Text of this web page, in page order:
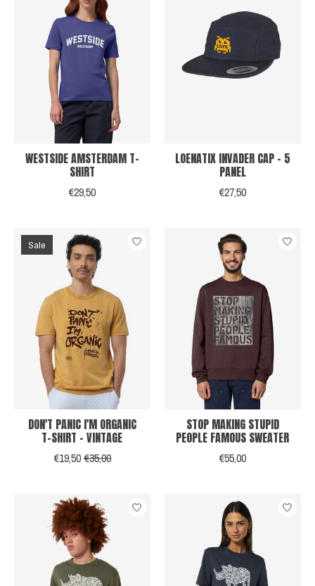
WESTSIDE AMSTERDAM T-
SHIRT
€29,50
LOENATIX INVADER CAP - 5
PANEL
€27,50
Sale
DON'T PANIC I'M ORGANIC
T-SHIRT - VINTAGE
€19,50€35,00
STOP MAKING STUPID
PEOPLE FAMOUS SWEATER
€55,00